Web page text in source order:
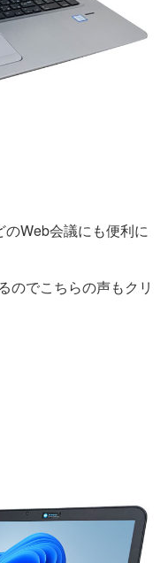
Web会議にも便利に
のでこちらの声もクリ